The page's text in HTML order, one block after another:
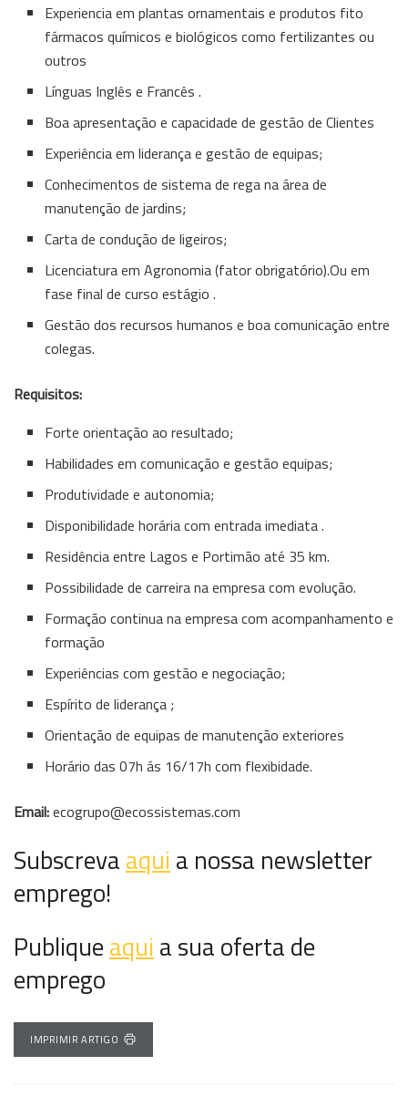
Experiencia em plantas ornamentais e produtos fito
fármacos químicos e biológicos como fertilizantes ou
outros
Línguas Inglês e Francês .
Boa apresentação e capacidade de gestão de Clientes
Experiência em liderança e gestão de equipas;
Conhecimentos de sistema de rega na área de
manutenção de jardins;
Carta de condução de ligeiros;
Licenciatura em Agronomia (fator obrigatório).Ou em
fase final de curso estágio .
Gestão dos recursos humanos e boa comunicação entre
colegas.
Requisitos:
Forte orientação ao resultado;
Habilidades em comunicação e gestão equipas;
Produtividade e autonomia;
Disponibilidade horária com entrada imediata .
Residência entre Lagos e Portimão até 35 km.
Possibilidade de carreira na empresa com evolução.
Formação continua na empresa com acompanhamento e
formação
Experiências com gestão e negociação;
Espírito de liderança ;
Orientação de equipas de manutenção exteriores
Horário das 07h ás 16/17h com flexibidade.
Email:ecogrupo@ecossistemas.com
Subscrevaaquia nossa newsletter
emprego!
Publiqueaqui a sua oferta de
emprego
IMPRIMIR ARTIGO